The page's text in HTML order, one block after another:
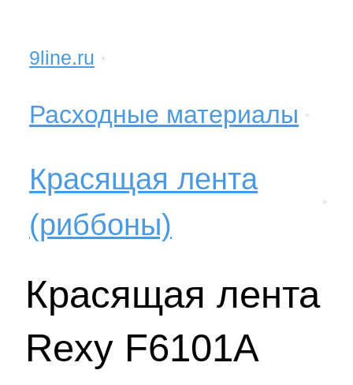
9line.ru
Расходные материалы
Красящая лента
(риббоны)
Красящая лента
Rexy F6101A